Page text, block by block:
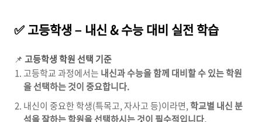
✅ 고등학생 – 내신 & 수능 대비 실전 학습
📌 고등학생 학원 선택 기준
고등학교 과정에서는 내신과 수능을 함께 대비할 수 있는 학원
을 선택하는 것이 중요합니다.
내신이 중요한 학생(특목고, 자사고 등)이라면,학교별 내신 분
석을 잘하는 학원을 선택하시는 것이 필수적입니다.